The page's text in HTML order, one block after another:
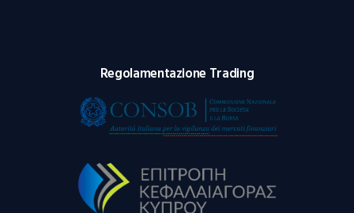
Regolamentazione Trading